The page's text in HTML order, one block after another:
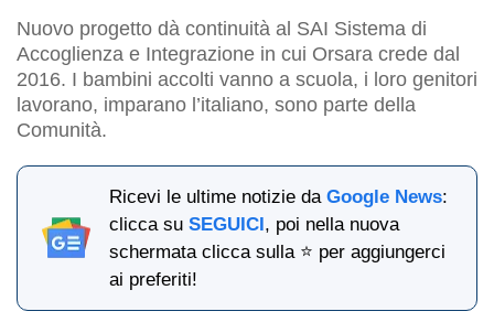
Nuovo progetto dà continuità al SAI Sistema di
Accoglienza e Integrazione in cui Orsara crede dal
2016. I bambini accolti vanno a scuola, i loro genitori
lavorano, imparano l’italiano, sono parte della
Comunità.
Ricevi le ultime notizie daGoogle News:
clicca suSEGUICI, poi nella nuova
schermata clicca sulla ⭐ per aggiungerci
ai preferiti!